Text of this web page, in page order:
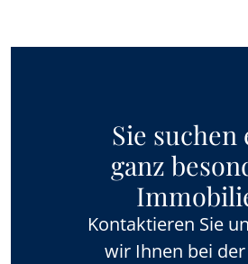
Sie suchen
ganz
Kontaktieren Sie
wir Ihnen bei der